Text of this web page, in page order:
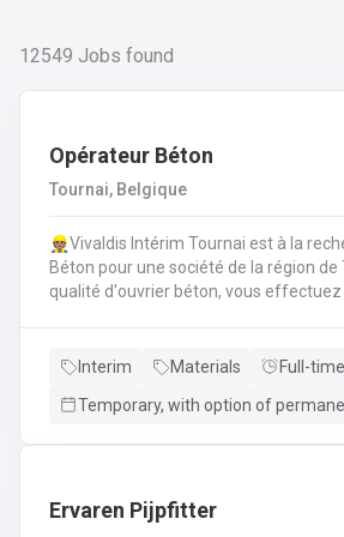
12549 Jobs found
Opérateur Béton
Tournai, Belgique
👷🏽Vivaldis Intérim Tournai est à la
Béton pour une société de la région de
qualité d'ouvrier béton, vous effectuez
béton selon la fiche technique de
tables de coffrages ainsi que des outils
Interim Materials
Full-time
Temporary, with option of
Ervaren Pijpfitter